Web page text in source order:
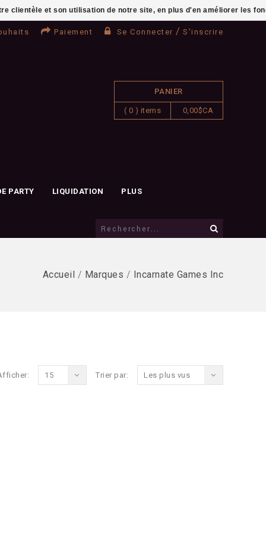
Paiement Se Connecter / S'inscrire
PANIER
( 0 ) items 0,00$CA
PARTY LIQUIDATION PLUS
Accueil / Marques / Incarnate Games Inc
Trier par: Les plus vus
15
clientèle et son utilisation de notre site, en plus d'en améliorer les